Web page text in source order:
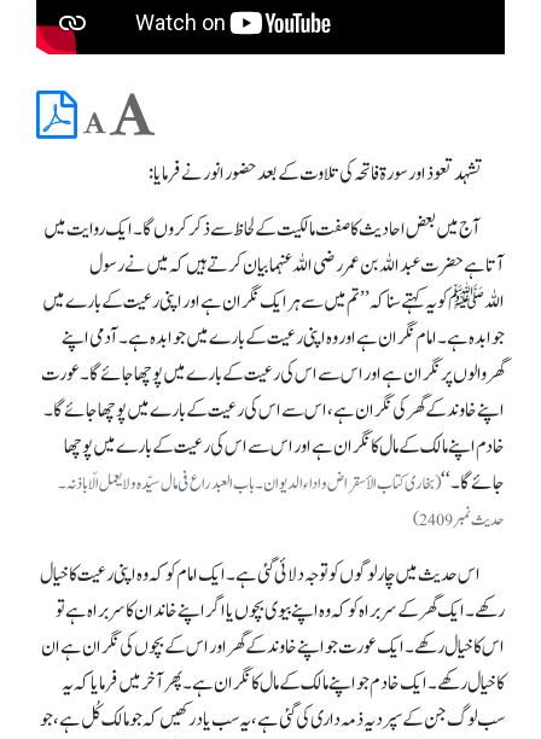
تشہد تعوذ اور سورۃ فاتحہ کی تلاوت کے بعد حضور انور نے فرمایا:
آج میں بعض احادیث کا صفت مالکیت کے لحاظ سے ذکر کروں گا۔ ایک روایت میں
آتا ہے حضرت عبداللہ بن عمر رضی اللہ عنہما بیان کرتے ہیں کہ میں نے رسول
اللہﷺ کو یہ کہتے سنا کہ’’ تم میں سے ہر ایک نگران ہے اور اپنی رعیت کے بارے میں
جوابدہ ہے۔ امام نگران ہے اور وہ اپنی رعیت کے بارے میں جوابدہ ہے۔ آدمی اپنے
گھروالوں پر نگران ہے اور اس سے اس کی رعیت کے بارے میں پوچھا جائے گا۔ عورت
اپنے خاوند کے گھر کی نگران ہے، اس سے اس کی رعیت کے بارے میں پوچھا جائے گا۔
خادم اپنے مالک کے مال کا نگران ہے اور اس سے اس کی رعیت کے بارے میں پوچھا
جائے گا۔‘‘(بخاری کتاب الأسقرا ض و اداء الدیوان۔ باب العبد راع فی مال سیّدہ ولایعمل الّا باذنہ۔
حدیث نمبر 2409)
اس حدیث میں چار لوگوں کو توجہ دلائی گئی ہے۔ ایک امام کوکہ وہ اپنی رعیت کا خیال
رکھے۔ ایک گھر کے سربراہ کو کہ وہ اپنے بیوی بچوں یا اگر اپنے خاندان کا سربراہ ہے تو
اس کا خیال رکھے۔ ایک عورت جو اپنے خاوند کے گھر اور اس کے بچوں کی نگران ہے ان
کا خیال رکھے۔ ایک خاد م جو اپنے مالک کے مال کا نگران ہے۔ پھر آخر میں فرمایا کہ یہ
سب لوگ جن کے سپرد یہ ذمہ داری کی گئی ہے، یہ سب یاد رکھیں کہ جو مالک کُل ہے، جو